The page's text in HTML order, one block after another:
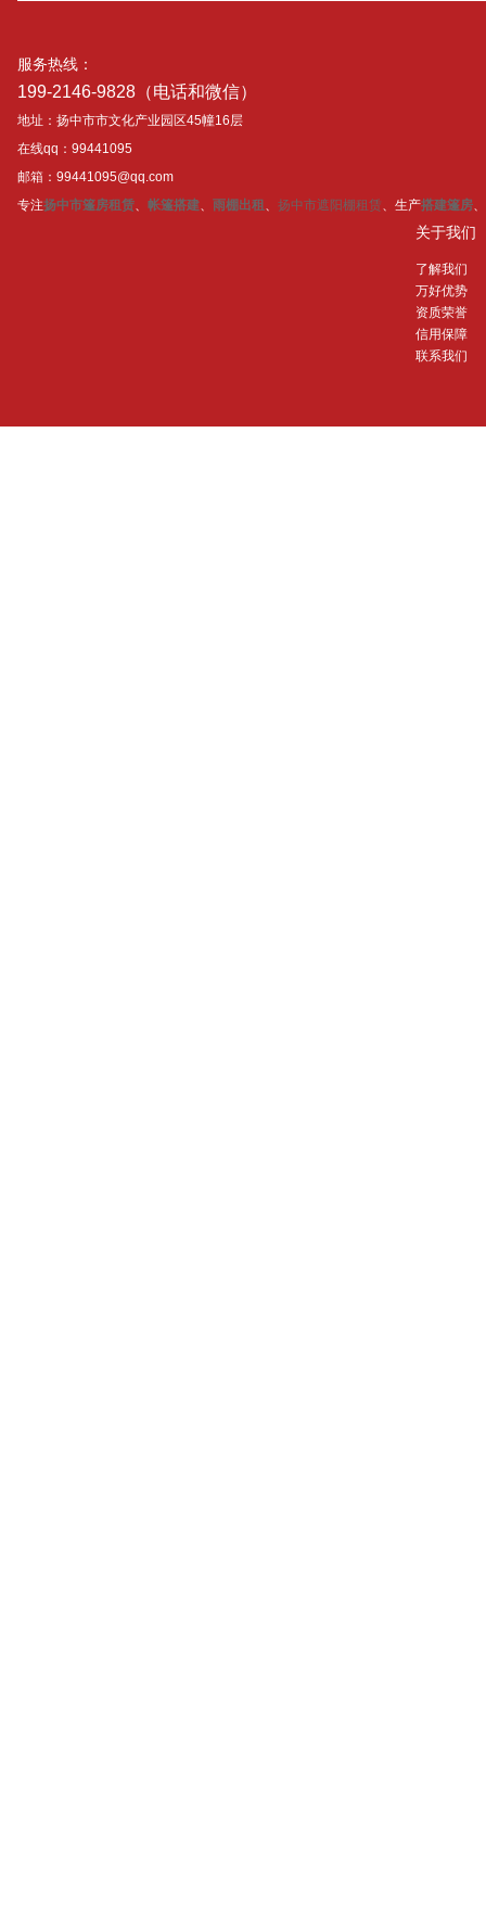
服务热线：
199-2146-9828（电话和微信）
地址：扬中市市文化产业园区45幢16层
在线qq：99441095
邮箱：99441095@qq.com
专注扬中市篷房租赁、 帐篷搭建、 雨棚出租 、 扬中市遮阳棚租赁、生产搭建篷房
关于我们
了解我们
万好优势
资质荣誉
信用保障
联系我们